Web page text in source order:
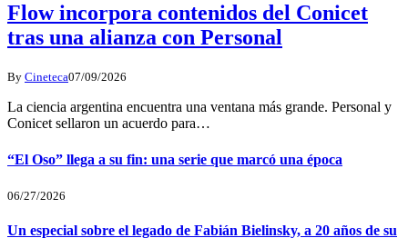
Flow incorpora contenidos del Conicet
tras una alianza con Personal
By Cineteca07/09/2026
La ciencia argentina encuentra una ventana más grande. Personal y
Conicet sellaron un acuerdo para…
“El Oso” llega a su fin: una serie que marcó una época
06/27/2026
Un especial sobre el legado de Fabián Bielinsky, a 20 años de su